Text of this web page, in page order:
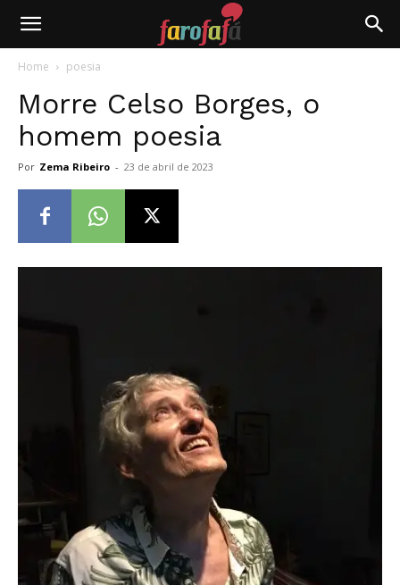
Farofafá
Home poesia
Morre Celso Borges, o
homem poesia
Por Zema Ribeiro - 23 de abril de 2023